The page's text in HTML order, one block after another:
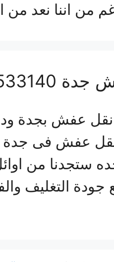
من اننا نعد
الاثاث بجدة
عفش بجدة
عفش فى جدة
من
جودة التغليف